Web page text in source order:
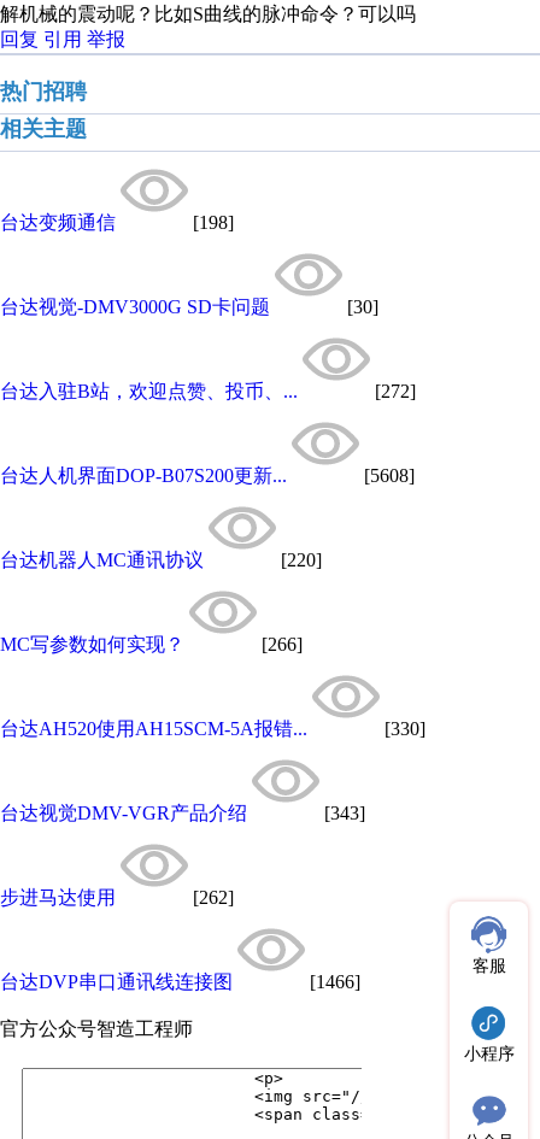
解机械的震动呢？比如S曲线的脉冲命令？可以吗
回复 引用 举报
热门招聘
相关主题
台达变频通信 [198]
台达视觉-DMV3000G SD卡问题 [30]
台达入驻B站，欢迎点赞、投币、... [272]
台达人机界面DOP-B07S200更新... [5608]
台达机器人MC通讯协议 [220]
MC写参数如何实现？ [266]
台达AH520使用AH15SCM-5A报错... [330]
台达视觉DMV-VGR产品介绍 [343]
步进马达使用 [262]
台达DVP串口通讯线连接图 [1466]
官方公众号智造工程师
客服
小程序